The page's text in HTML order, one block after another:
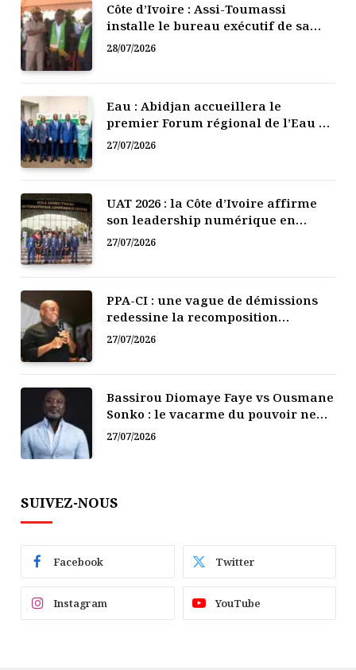
Côte d’Ivoire : Assi-Toumassi
installe le bureau exécutif de sa
mutuelle de développement
28/07/2026
Eau : Abidjan accueillera le
premier Forum régional de l’Eau de
l’Afrique de l’Ouest
27/07/2026
UAT 2026 : la Côte d’Ivoire affirme
son leadership numérique en
Afrique
27/07/2026
PPA-CI : une vague de démissions
redessine la recomposition
politique
27/07/2026
Bassirou Diomaye Faye vs Ousmane
Sonko : le vacarme du pouvoir ne
doit pas faire oublier les liens de la
27/07/2026
SUIVEZ-NOUS
Facebook Twitter
Instagram YouTube